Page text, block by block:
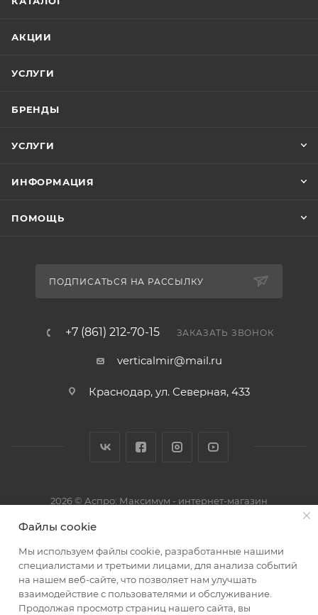
АКЦИИ
УСЛУГИ
БРЕНДЫ
УСЛУГИ
ИНФОРМАЦИЯ
ПОМОЩЬ
ПОДПИСАТЬСЯ НА РАССЫЛКУ
+7 (861) 212-70-15 ЗАКАЗАТЬ ЗВОНОК
verticalmir@mail.ru
Краснодар, ул. Северная, 433
2026 © Аспро: Максимум - интернет-магазин
Файлы cookie
Мы используем файлы cookie, разработанные нашими
специалистами и третьими лицами, для анализа событий
на нашем веб-сайте, что позволяет нам улучшать
взаимодействие с пользователями и обслуживание.
Продолжая просмотр страниц нашего сайта, вы